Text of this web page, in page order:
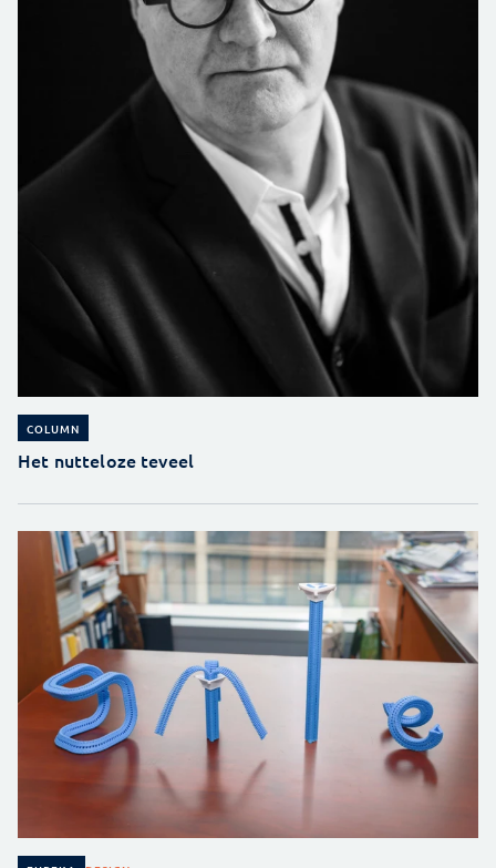
COLUMN
Het nutteloze teveel